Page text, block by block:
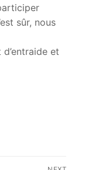
sûr, nous
et